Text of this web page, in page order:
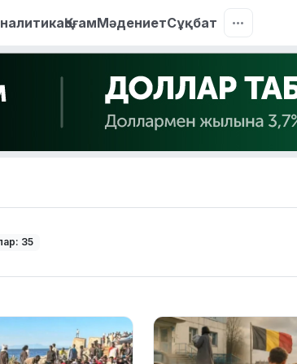
ҚоғамМәдениетСұқбат
35